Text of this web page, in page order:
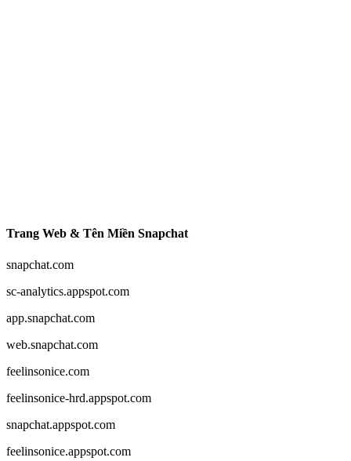
Trang Web & Tên Miền Snapchat
snapchat.com
sc-analytics.appspot.com
app.snapchat.com
web.snapchat.com
feelinsonice.com
feelinsonice-hrd.appspot.com
snapchat.appspot.com
feelinsonice.appspot.com